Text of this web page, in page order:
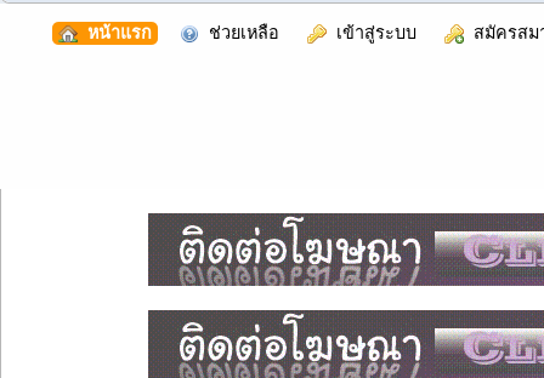
หน้าแรก ช่วยเหลือ เข้าสู่ระบบ สมัครสม